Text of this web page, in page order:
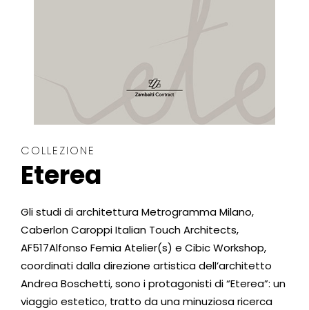
COLLEZIONE
Eterea
Gli studi di architettura Metrogramma Milano,
Caberlon Caroppi Italian Touch Architects,
AF517Alfonso Femia Atelier(s) e Cibic Workshop,
coordinati dalla direzione artistica dell’architetto
Andrea Boschetti, sono i protagonisti di “Eterea”: un
viaggio estetico, tratto da una minuziosa ricerca